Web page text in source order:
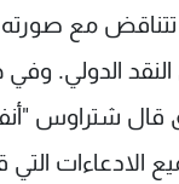
تتناقض مع صورته
الدولي.
قال شتراوس
الادعاءات